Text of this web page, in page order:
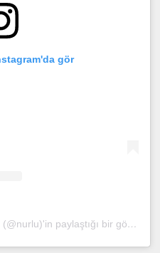
gör
Mother & Wife & Food Blogger (@nurlu)'in paylaştığı bir gönderi